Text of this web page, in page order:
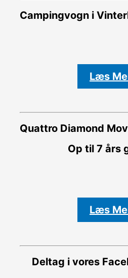
Campingvogn i
Læs
Quattro Diamond
Op til 7 års
Læs
Deltag i vores